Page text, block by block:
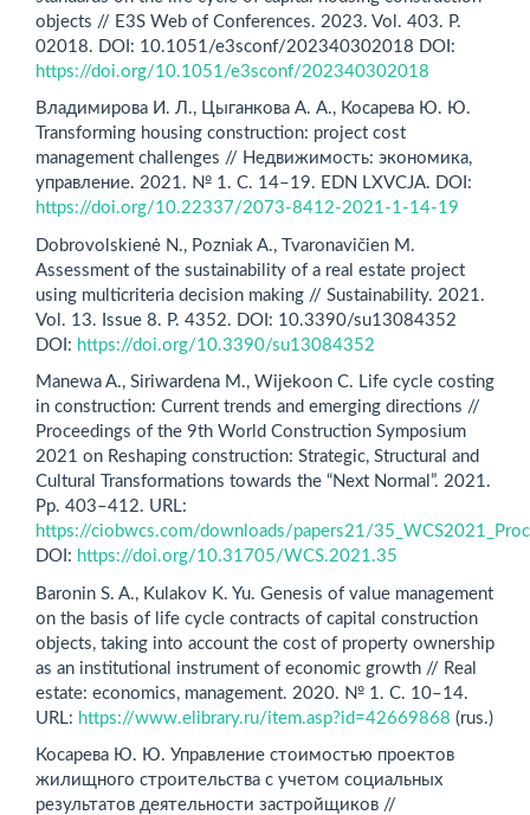
objects // E3S Web of Con­ferences. 2023. Vol. 403. P.
02018. DOI: 10.1051/e3sconf/202340302018 DOI:
https://doi.org/10.1051/e3sconf/202340302018
Владимирова И. Л., Цыганкова А. А., Косарева Ю. Ю.
Tran­sforming housing construction: project cost
management challen­ges // Недвижимость: экономика,
управление. 2021. № 1. С. 14–19. EDN LXVCJA. DOI:
https://doi.org/10.22337/2073-8412-2021-1-14-19
Dobrovolskienė N., Pozniak A., Tvaronavičien M.
Assessment of the sustainability of a real estate project
using multicriteria decision making // Sustainability. 2021.
Vol. 13. Issue 8. P. 4352. DOI: 10.3390/su13084352
DOI: https://doi.org/10.3390/su13084352
Manewa A., Siriwardena M., Wijekoon C. Life cycle costing
in construction: Current trends and emerging directions //
Proceedings of the 9th World Construction Symposium
2021 on Reshaping construction: Strategic, Structural and
Cultural Transformations towards the “Next Normal”. 2021.
Pp. 403–412. URL:
https://ciobwcs.com/downloads/papers21/
DOI: https://doi.org/10.31705/WCS.2021.35
Baronin S. A., Kulakov K. Yu. Genesis of value management
on the basis of life cycle contracts of capital construction
objects, taking into account the cost of property ownership
as an institutional instrument of economic growth // Real
estate: economics, management. 2020. № 1. C. 10–14.
URL: https://www.elibrary.ru/item.asp?id=42669868 (rus.)
Косарева Ю. Ю. Управление стоимостью проектов
жилищного строительства с учетом социальных
результатов деятельности застройщиков //